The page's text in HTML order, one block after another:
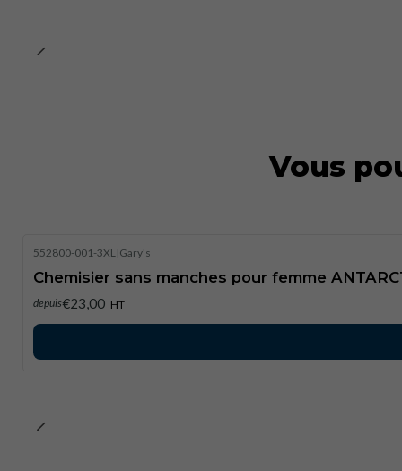
Vous
552800-001-3XL|Gary's
Chemisier sans manches pour femme
depuis€23,00 HT